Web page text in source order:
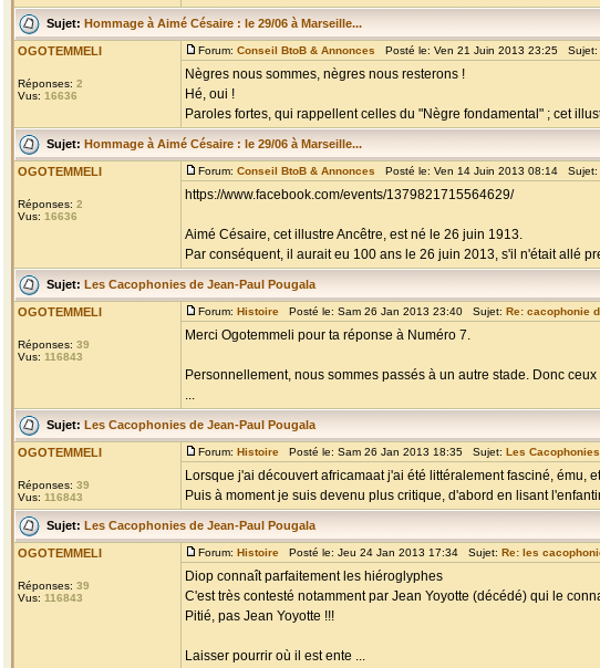
Sujet: Hommage à Aimé Césaire : le 29/06 à Marseille...
OGOTEMMELI
Réponses: 2
Vus: 16636
Forum: Conseil BtoB & Annonces Posté le: Ven 21 Juin 2013 23:25 Sujet:
Nègres nous sommes, nègres nous resterons !
Hé, oui !
Paroles fortes, qui rappellent celles du "Nègre fondamental" ; cet
Sujet: Hommage à Aimé Césaire : le 29/06 à Marseille...
OGOTEMMELI
Réponses: 2
Vus: 16636
Forum: Conseil BtoB & Annonces Posté le: Ven 14 Juin 2013 08:14 Sujet:
https://www.facebook.com/events/1379821715564629/
Aimé Césaire, cet illustre Ancêtre, est né le 26 juin 1913.
Par conséquent, il aurait eu 100 ans le 26 juin 2013, s'il n'était allé
Sujet: Les Cacophonies de Jean-Paul Pougala
OGOTEMMELI
Réponses: 39
Vus: 116843
Forum: Histoire Posté le: Sam 26 Jan 2013 23:40 Sujet: Re: cacophonie
Merci Ogotemmeli pour ta réponse à Numéro 7.
Personnellement, nous sommes passés à un autre stade. Donc
...
Sujet: Les Cacophonies de Jean-Paul Pougala
OGOTEMMELI
Réponses: 39
Vus: 116843
Forum: Histoire Posté le: Sam 26 Jan 2013 18:35 Sujet: Les
Lorsque j'ai découvert africamaat j'ai été littéralement fasciné, ému,
Puis à moment je suis devenu plus critique, d'abord en lisant
Sujet: Les Cacophonies de Jean-Paul Pougala
OGOTEMMELI
Réponses: 39
Vus: 116843
Forum: Histoire Posté le: Jeu 24 Jan 2013 17:34 Sujet: Re: les
Diop connaît parfaitement les hiéroglyphes
C'est très contesté notamment par Jean Yoyotte (décédé) qui le
Pitié, pas Jean Yoyotte !!!
Laisser pourrir où il est ente ...